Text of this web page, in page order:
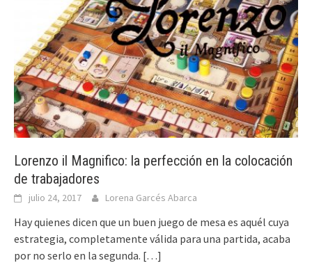
Lorenzo il Magnifico: la perfección en la colocación
de trabajadores
julio 24, 2017 Lorena Garcés Abarca
Hay quienes dicen que un buen juego de mesa es aquél cuya
estrategia, completamente válida para una partida, acaba
por no serlo en la segunda. […]